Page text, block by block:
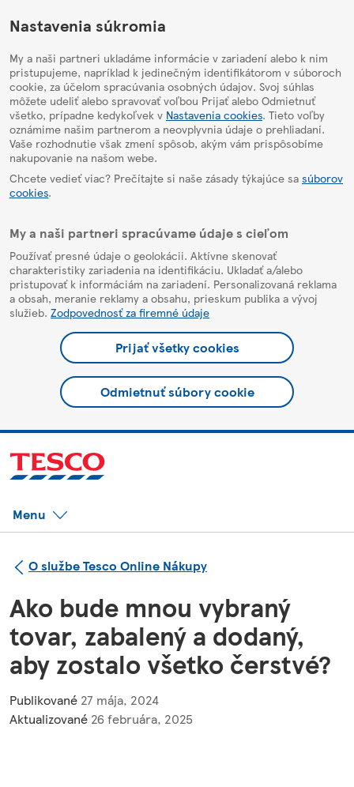
HelpPage
Nastavenia súkromia
My a naši partneri ukladáme informácie v zariadení alebo k nim
pristupujeme, napríklad k jedinečným identifikátorom v súboroch
cookie, za účelom spracúvania osobných údajov. Svoj súhlas
môžete udeliť alebo spravovať voľbou Prijať alebo Odmietnuť
všetko, prípadne kedykoľvek v Nastavenia cookies. Tieto voľby
oznámime našim partnerom a neovplyvnia údaje o prehliadaní.
Vaše rozhodnutie však zmení spôsob, akým vám prispôsobíme
nakupovanie na našom webe.
Chcete vedieť viac? Prečítajte si naše zásady týkajúce sa súborov
cookies.
My a naši partneri spracúvame údaje s cieľom
Používať presné údaje o geolokácii. Aktívne skenovať
charakteristiky zariadenia na identifikáciu. Ukladať a/alebo
pristupovať k informáciám na zariadení. Personalizovaná reklama
a obsah, meranie reklamy a obsahu, prieskum publika a vývoj
služieb. Zodpovednosť za firemné údaje
Prijať všetky cookies
Odmietnuť súbory cookie
Menu
O službe Tesco Online Nákupy
Ako bude mnou vybraný
tovar, zabalený a dodaný,
aby zostalo všetko čerstvé?
Publikované 27 mája, 2024
Aktualizované 26 februára, 2025